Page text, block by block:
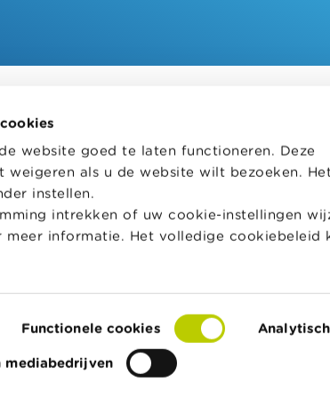
website goed te laten functioneren. Deze
als u de website wilt bezoeken.
instellen.
intrekken of uw cookie-instellingen
meer informatie. Het volledige cookiebeleid
Functionele cookies
mediabedrijven
betrouwbare
beschikking,
financiële
pedagogisch lesmateriaal en
aan leerkrachten om hen te
Naar Wikifin School
© FSMA